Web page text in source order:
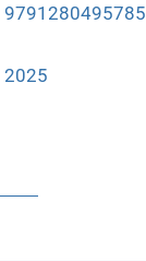
9791280495785
2025